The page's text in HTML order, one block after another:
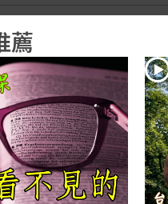
五集：「入門聖事」—錢
四集：「天主十誡(下)」
薦